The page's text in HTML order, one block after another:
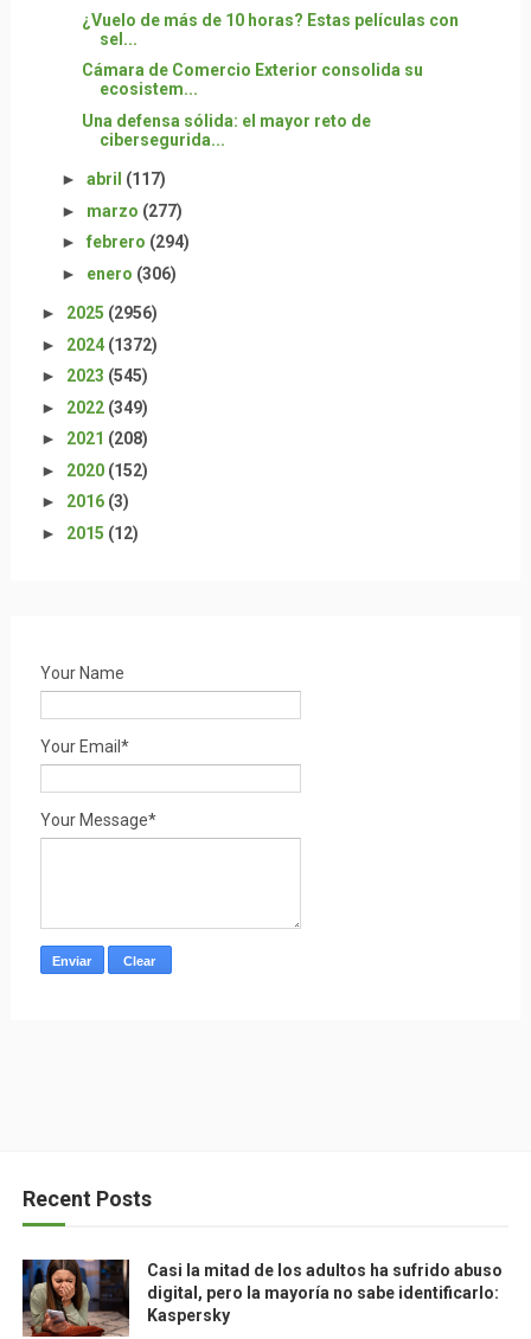
¿Vuelo de más de 10 horas? Estas películas con
sel...
Cámara de Comercio Exterior consolida su
ecosistem...
Una defensa sólida: el mayor reto de
cibersegurida...
► abril (117)
► marzo (277)
► febrero (294)
► enero (306)
► 2025 (2956)
► 2024 (1372)
► 2023 (545)
► 2022 (349)
► 2021 (208)
► 2020 (152)
► 2016 (3)
► 2015 (12)
Your Name
Your Email*
Your Message*
Recent Posts
Casi la mitad de los adultos ha sufrido abuso
digital, pero la mayoría no sabe identificarlo:
Kaspersky